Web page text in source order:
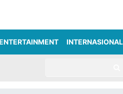
INTERNASIONAL